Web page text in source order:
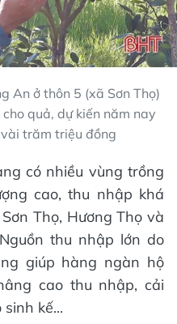
An ở thôn 5 (xã Sơn Thọ)
quả, dự kiến năm nay
trăm triệu đồng
có nhiều vùng trồng
cao, thu nhập khá
Thọ, Hương Thọ và
thu nhập lớn do
giúp hàng ngàn hộ
cao thu nhập, cải
kế...